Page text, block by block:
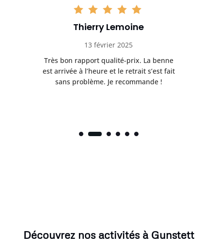
Thierry Lemoine
13 février 2025
Très bon rapport qualité-prix. La benne
est arrivée à l’heure et le retrait s’est fait
sans problème. Je recommande !
Découvrez nos activités à Gunstett